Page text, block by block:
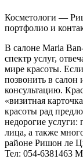
Косметологи —
портфолио и
В салоне Maria
спектр услуг,
мире красоты.
позвонить в
консультацию.
«визитная
красоты рад
недорогие
лица, а также
районе Ришон ле
Тел: 054-6381463